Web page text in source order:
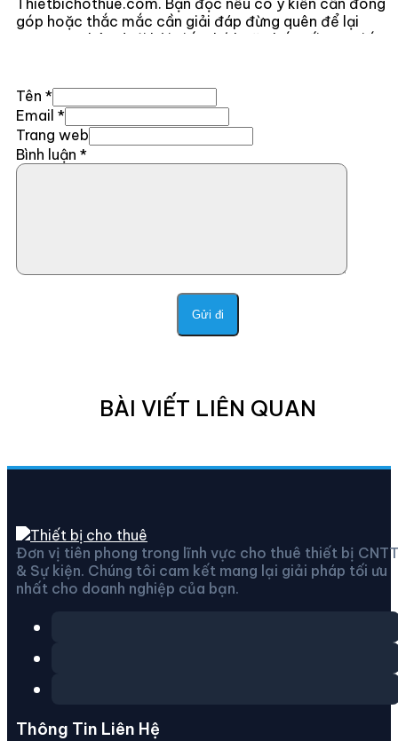
Thietbichothue.com. Bạn đọc nếu có ý kiến cần đóng
góp hoặc thắc mắc cần giải đáp đừng quên để lại
comment bên dưới bài viết nhé hoặc kết nối trực tiếp
Tên *
Email *
Trang web
Bình luận *
BÀI VIẾT LIÊN QUAN
Đơn vị tiên phong trong lĩnh vực cho thuê thiết bị CNTT
& Sự kiện. Chúng tôi cam kết mang lại giải pháp tối ưu
nhất cho doanh nghiệp của bạn.
Thông Tin Liên Hệ